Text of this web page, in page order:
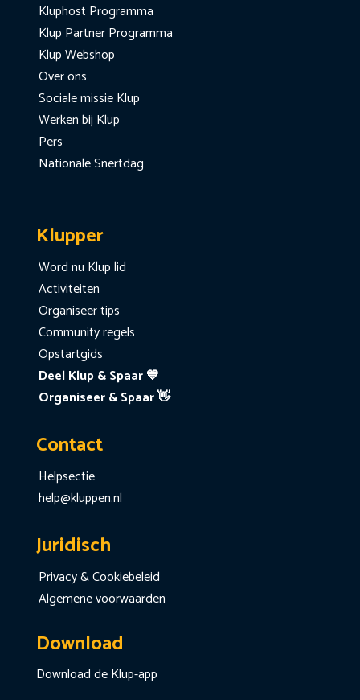
Kluphost Programma
Klup Partner Programma
Klup Webshop
Over ons
Sociale missie Klup
Werken bij Klup
Pers
Nationale Snertdag
Klupper
Word nu Klup lid
Activiteiten
Organiseer tips
Community regels
Opstartgids
Deel Klup & Spaar 💙
Organiseer & Spaar 👋
Contact
Helpsectie
help@kluppen.nl
Juridisch
Privacy & Cookiebeleid
Algemene voorwaarden
Download
Download de Klup-app